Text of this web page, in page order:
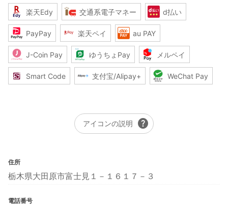
楽天Edy 交通系電子マネー d払い
PayPay 楽天ペイ au PAY
J-Coin Pay ゆうちょPay メルペイ
Smart Code 支付宝/Alipay+ WeChat Pay
アイコンの説明 help
住所
栃木県大田原市富士見１－１６１７－３
電話番号